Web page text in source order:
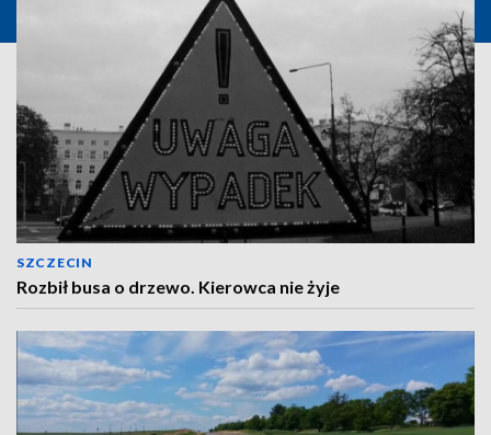
SZCZECIN
Rozbił busa o drzewo. Kierowca nie żyje